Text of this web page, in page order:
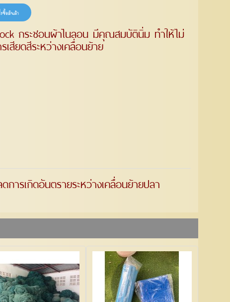
ซื้อสินค้า
กระชอนผ้าไนลอน มีคุณสมบัตินิ่ม ทำให้ไม่
เสียดสีระหว่างเคลื่อนย้าย
ารเกิดอันตรายระหว่างเคลื่อนย้ายปลา